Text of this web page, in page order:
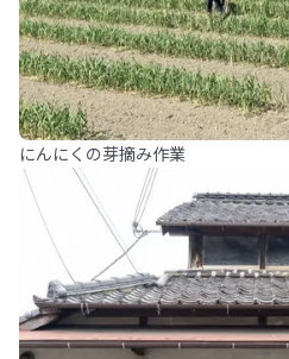
にんにくの芽摘み作業